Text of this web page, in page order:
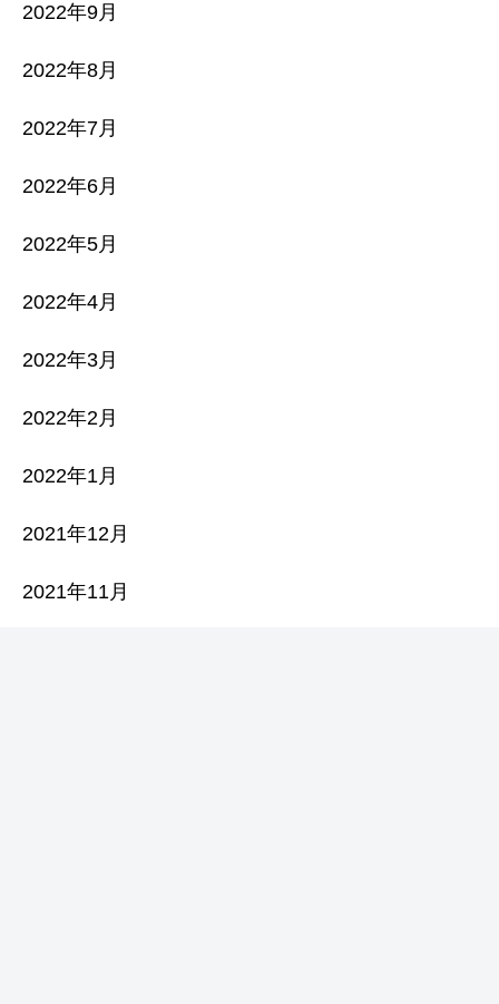
2022年9月
2022年8月
2022年7月
2022年6月
2022年5月
2022年4月
2022年3月
2022年2月
2022年1月
2021年12月
2021年11月